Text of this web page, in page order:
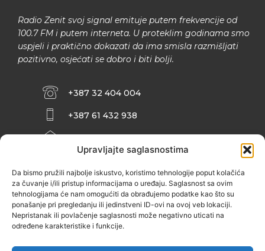
Upravljajte saglasnostima
Da bismo pružili najbolje iskustvo, koristimo tehnologije poput kolačića
za čuvanje i/ili pristup informacijama o uređaju. Saglasnost sa ovim
tehnologijama će nam omogućiti da obrađujemo podatke kao što su
ponašanje pri pregledanju ili jedinstveni ID-ovi na ovoj veb lokaciji.
Nepristanak ili povlačenje saglasnosti može negativno uticati na
određene karakteristike i funkcije.
Radio Zenit svoj signal emituje putem frekvencije od
100.7 FM i putem interneta. U proteklim godinama smo
uspjeli i praktično dokazati da ima smisla razmišljati
pozitivno, osjećati se dobro i biti bolji.
+387 32 404 004
+387 61 432 938
INFO@ZENIT.BA
ZENIČANKA, 3. SPRAT), 72000 ZENICA